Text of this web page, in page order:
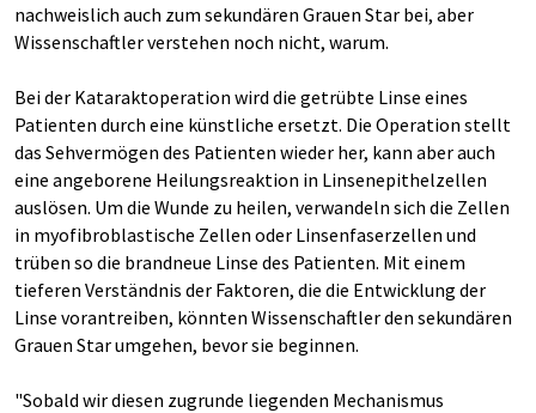
nachweislich auch zum sekundären Grauen Star bei, aber
Wissenschaftler verstehen noch nicht, warum.
Bei der Kataraktoperation wird die getrübte Linse eines
Patienten durch eine künstliche ersetzt. Die Operation stellt
das Sehvermögen des Patienten wieder her, kann aber auch
eine angeborene Heilungsreaktion in Linsenepithelzellen
auslösen. Um die Wunde zu heilen, verwandeln sich die Zellen
in myofibroblastische Zellen oder Linsenfaserzellen und
trüben so die brandneue Linse des Patienten. Mit einem
tieferen Verständnis der Faktoren, die die Entwicklung der
Linse vorantreiben, könnten Wissenschaftler den sekundären
Grauen Star umgehen, bevor sie beginnen.
"Sobald wir diesen zugrunde liegenden Mechanismus